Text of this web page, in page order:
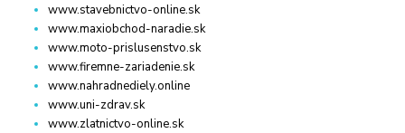
www.stavebnictvo-online.sk
www.maxiobchod-naradie.sk
www.moto-prislusenstvo.sk
www.firemne-zariadenie.sk
www.nahradnediely.online
www.uni-zdrav.sk
www.zlatnictvo-online.sk